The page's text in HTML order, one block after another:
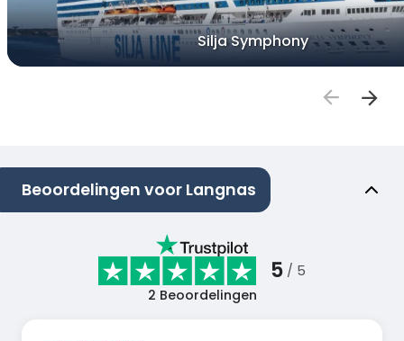
Silja Symphony
Beoordelingen voor Langnas
5 / 5
2 Beoordelingen